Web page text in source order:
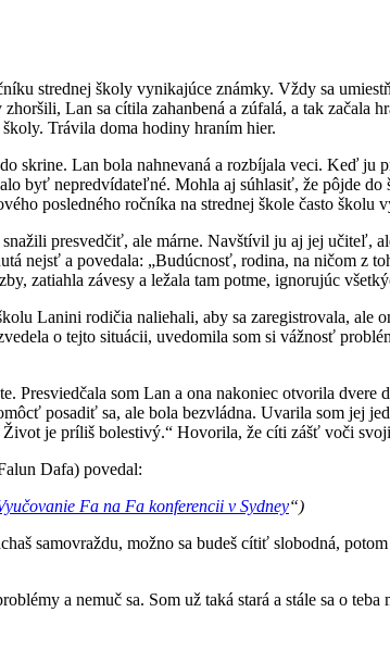
strednej školy vynikajúce známky. Vždy sa
Lan sa cítila zahanbená a zúfalá, a tak začala
Trávila doma hodiny hraním hier.
skrine. Lan bola nahnevaná a rozbíjala veci. Keď
byť nepredvídateľné. Mohla aj súhlasiť, že pôjde
posledného ročníka na strednej škole často školu
presvedčiť, ale márne. Navštívil ju aj jej učiteľ,
nejsť a povedala: „Budúcnosť, rodina, na ničom z
zatiahla závesy a ležala tam potme, ignorujúc
Lanini rodičia naliehali, aby sa zaregistrovala, ale
o tejto situácii, uvedomila som si vážnosť
Presviedčala som Lan a ona nakoniec otvorila
posadiť sa, ale bola bezvládna. Uvarila som jej
je príliš bolestivý.“ Hovorila, že cíti zášť voči
Dafa) povedal:
Fa na Fa konferencii v Sydney“)
samovraždu, možno sa budeš cítiť slobodná,
a nemuč sa. Som už taká stará a stále sa o